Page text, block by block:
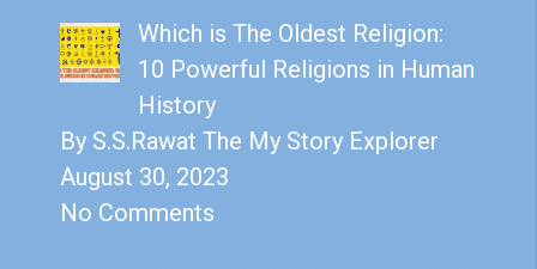
Which is The Oldest Religion:
10 Powerful Religions in Human
History
By S.S.Rawat The My Story Explorer
August 30, 2023
No Comments